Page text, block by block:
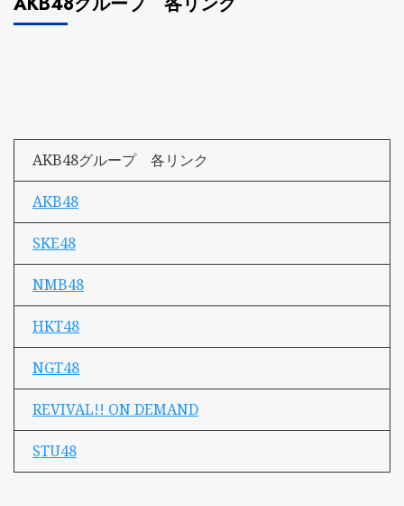
AKB48グループ 各リンク
AKB48
SKE48
NMB48
HKT48
NGT48
REVIVAL!! ON DEMAND
STU48